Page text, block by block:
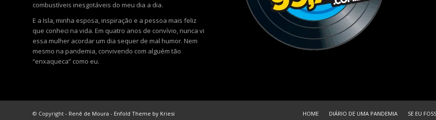
combustíveis inesgotáveis do meu dia a dia.
E a Isla, minha esposa, inspiração e a pessoa mais feliz
que conheci na vida. Em quatro anos de convívio, nunca vi
essa mulher acordar um dia sequer de mal humor. Nem
mesmo na pandemia, convivendo com alguém tão
“enxaqueca” como eu.
© Copyright - Renê de Moura - Enfold Theme by Kriesi HOME DIÁRIO DE UMA PANDEMIA SE EU